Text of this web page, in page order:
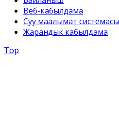
Веб-кабылдама
Суу маалымат системасы
Жарандык кабылдама
Top